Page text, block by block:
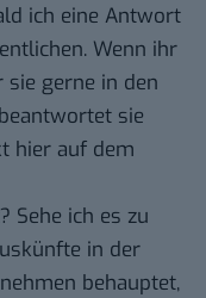
ich eine Antwort
Wenn ihr
gerne in den
sie
hier auf dem
Sehe ich es zu
in der
behauptet,